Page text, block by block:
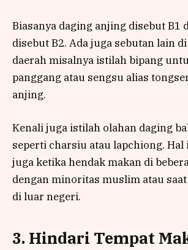
Biasanya daging anjing disebut B1
disebut B2. Ada juga sebutan lain
daerah misalnya istilah bipang
panggang atau sengsu alias
anjing.
Kenali juga istilah olahan daging
seperti charsiu atau lapchiong.
juga ketika hendak makan di
dengan minoritas muslim atau
di luar negeri.
3. Hindari Tempat